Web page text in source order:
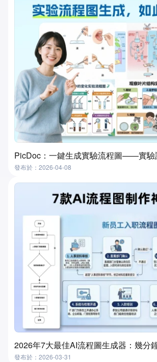
發布於：2026-04-08
發布於：2026-03-31